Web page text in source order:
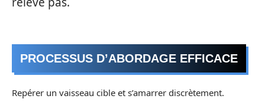
PROCESSUS D’ABORDAGE EFFICACE
Repérer un vaisseau cible et s’amarrer discrètement.